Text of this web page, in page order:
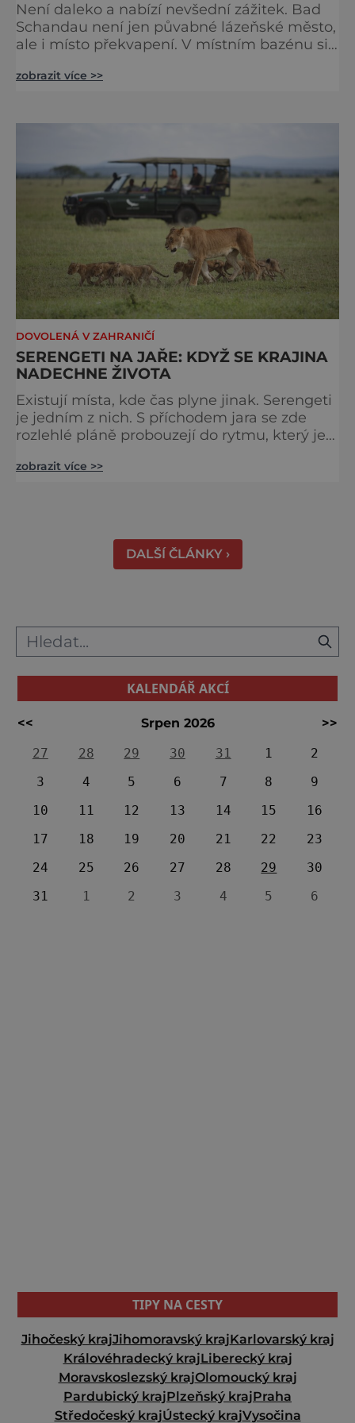
Není daleko a nabízí nevšední zážitek. Bad
Schandau není jen půvabné lázeňské město,
ale i místo překvapení. V místním bazénu si
vodě. Nádherně osvěžující místo leží jen 8
zobrazit více >>
DOVOLENÁ V ZAHRANIČÍ
SERENGETI NA JAŘE: KDYŽ SE KRAJINA
NADECHNE ŽIVOTA
Existují místa, kde čas plyne jinak. Serengeti
je jedním z nich. S příchodem jara se zde
rozlehlé pláně probouzejí do rytmu, který je
tráva svěží a horizont nekonečný. A právě v
shromažďují statisíce zvířat. Více než 1,5
milionu pakoňů, dop
zobrazit více >>
DALŠÍ ČLÁNKY ›
KALENDÁŘ AKCÍ
<< Srpen 2026
>>
27
28 29 30 31 1
2
3
4 5 6 7 8
9
10
11 12 13 14 15
16
17
18 19 20 21 22
23
24
25 26 27 28 29
30
31
1 2 3 4 5 6
TIPY NA CESTY
Jihočeský krajJihomoravský krajKarlovarský kraj
Královéhradecký krajLiberecký kraj
Moravskoslezský krajOlomoucký kraj
Pardubický krajPlzeňský krajPraha
Středočeský krajÚstecký krajVysočina